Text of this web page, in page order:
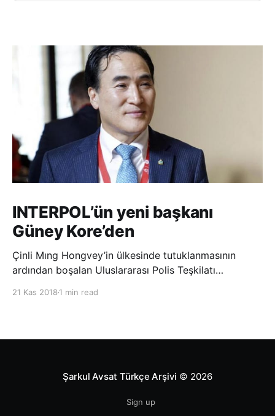
INTERPOL’ün yeni başkanı
Güney Kore’den
Çinli Mıng Hongvey’in ülkesinde tutuklanmasının
ardından boşalan Uluslararası Polis Teşkilatı
21 Kas 2018 1 min read
Şarkul Avsat Türkçe Arşivi © 2026
Sign up